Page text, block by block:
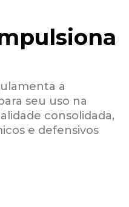
a
seu uso na
consolidada,
e defensivos